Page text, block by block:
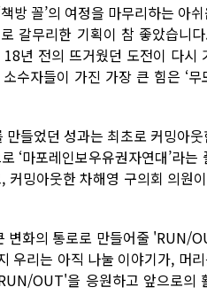
방 꼴’의 여정을 마무리하는 아
갈무리한 기획이 참 좋았습니
년 전의 뜨거웠던 도전이 다시
수자들이 가진 가장 큰 힘은 ‘
들었던 성과는 최초로 커밍아
‘마포레인보우유권자연대’라
밍아웃한 차해영 구의회 의원
변화의 통로로 만들어줄 'RUN/
우리는 아직 나눌 이야기가, 머
OUT'을 응원하고 앞으로의